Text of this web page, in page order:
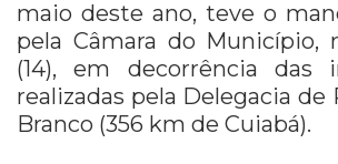
maio deste ano, teve o
pela Câmara do Município,
(14), em decorrência das
realizadas pela Delegacia de
Branco (356 km de Cuiabá).